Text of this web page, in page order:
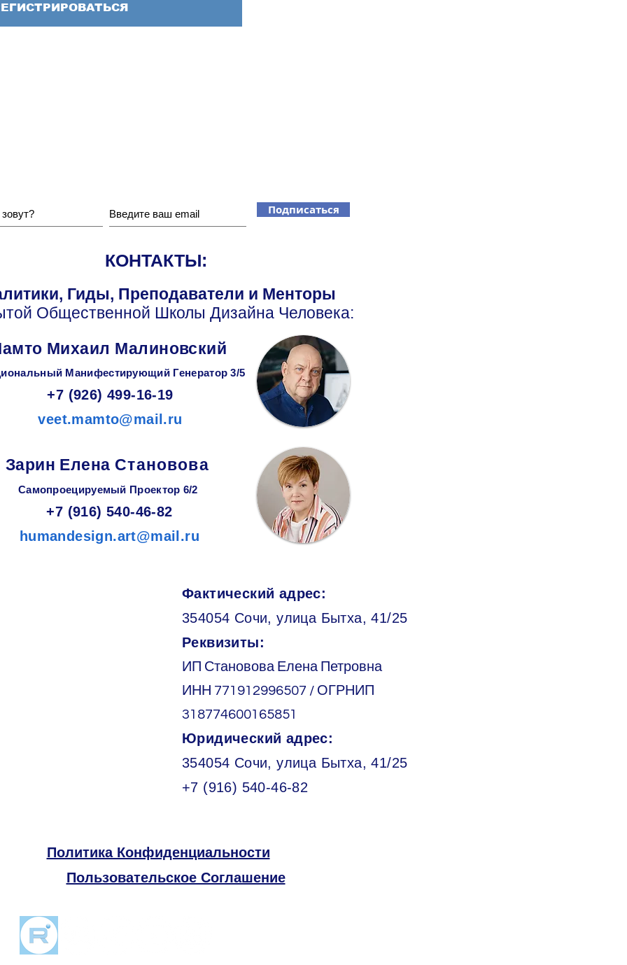
Подписаться
КОНТАКТЫ:
Гиды, Преподаватели и Менторы
Общественной Школы Дизайна Человека:
Михаил Малиновский
МанифестирующийГенератор 3/5
+7 (926) 499-16-19
veet.mamto@mail.ru
Зарин Елена Становова
Самопроецируемый Проектор 6/2
+7 (916) 540-46-82
humandesign.art@mail.ru
Фактический адрес:
354054 Сочи, улица Бытха, 41/25
Реквизиты:
ИП Становова Елена Петровна
ИНН 771912996507 / ОГРНИП
318774600165851
Юридический адрес:
354054 Сочи, улица Бытха, 41/25
+7 (916) 540-46-82
Политика Конфиденциальности
Пользовательское Соглашение